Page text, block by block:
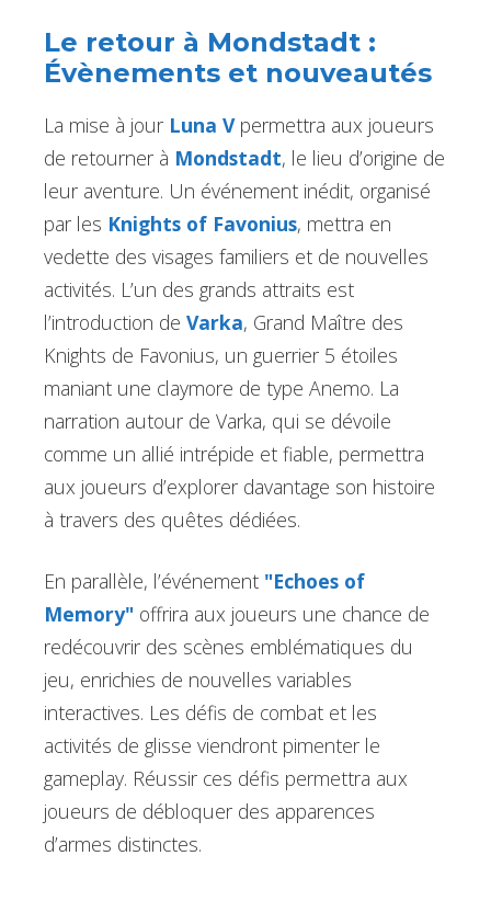
Le retour à Mondstadt :
Évènements et nouveautés
La mise à jour Luna Vpermettra aux joueurs
de retourner à Mondstadt, le lieu d’origine de
leur aventure. Un événement inédit, organisé
par les Knights of Favonius, mettra en
vedette des visages familiers et de nouvelles
activités. L’un des grands attraits est
l’introduction de Varka, Grand Maître des
Knights de Favonius, un guerrier 5 étoiles
maniant une claymore de type Anemo. La
narration autour de Varka, qui se dévoile
comme un allié intrépide et fiable, permettra
aux joueurs d’explorer davantage son histoire
à travers des quêtes dédiées.
En parallèle, l’événement "Echoes of
Memory" offrira aux joueurs une chance de
redécouvrir des scènes emblématiques du
jeu, enrichies de nouvelles variables
interactives. Les défis de combat et les
activités de glisse viendront pimenter le
gameplay. Réussir ces défis permettra aux
joueurs de débloquer des apparences
d’armes distinctes.